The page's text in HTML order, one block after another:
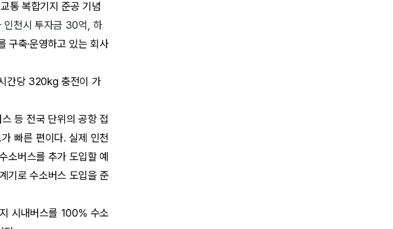
통 복합기지 준공 기념
인천시 투자금 30억, 하
구축·운영하고 있는 회사
간당 320kg 충전이 가
등 전국 단위의 공항 접
빠른 편이다. 실제 인천
소버스를 추가 도입할 예
기로 수소버스 도입을 준
시내버스를 100% 수소